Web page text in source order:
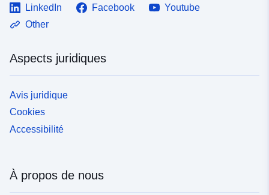
LinkedIn Facebook
Youtube
Other
Aspects juridiques
Avis juridique
Cookies
Accessibilité
À propos de nous